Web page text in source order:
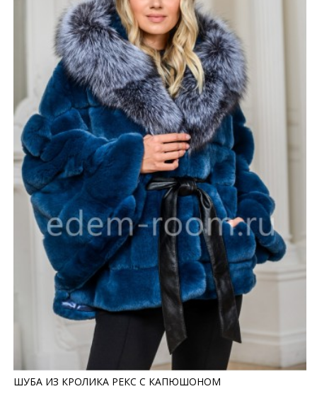
ШУБА ИЗ КРОЛИКА РЕКС С КАПЮШОНОМ